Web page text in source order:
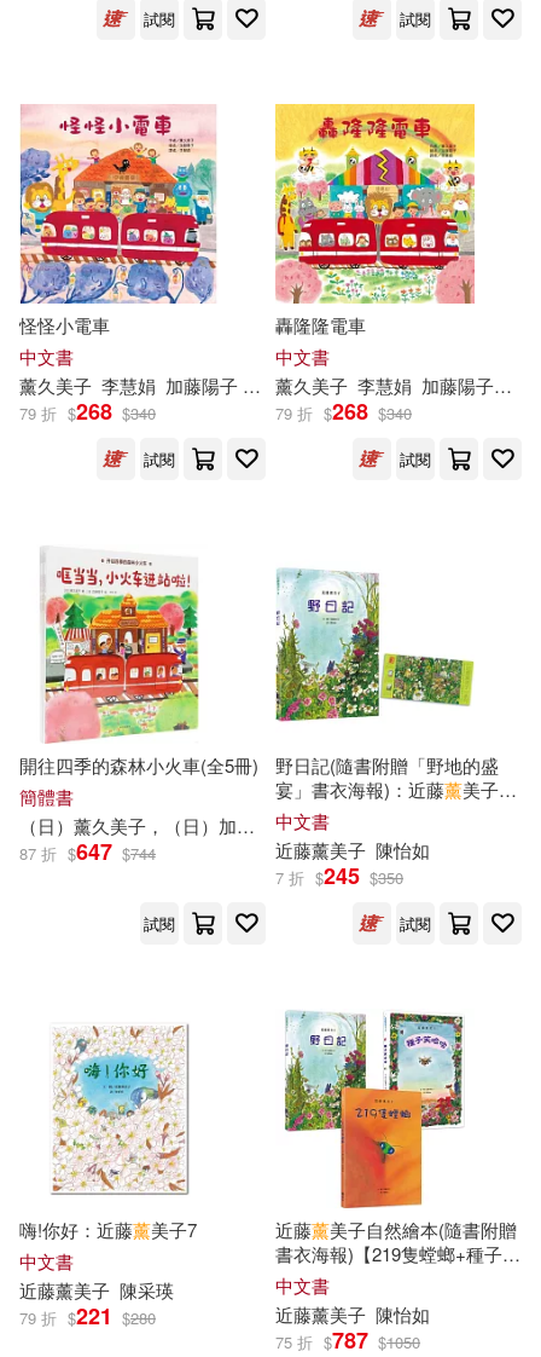
鞋包配件(9620) 票券(1176)
玲廊滿藝(337) 故宮精品(6)
電子書閱讀器(411)
電子書(307983) 禮物卡(25)
有聲書(847)
石地(1267) 極楽(1074)
ホットエンターテイメント(1011)
lovepop.net(958)
PRESTIGE PHOTOGENICS(918)
LEO(862)
SS-Paradiseガールズ(846)
S-cute(837)
ビッグモーカル(796)
digi-gra.net(787)
GLORY QUEST(753)
解禁グラビア写真集(694)
アリスJAPAN電子書籍写真集(634)
アリスJAPAN公式E-book(604)
デジタルピーチ(567)
青文(6783)
ZERO ONE STYLE.inc(6586)
Neo Media(6582)
社會科學文獻出版社(5976)
PRESTIGE(5367)
會(4578)
時報出版(4396)
清華大學出版社(4104)
人民郵電出版社(3508)
千華駐科技(3341)
遠流(3324) Milkyway(3323)
台灣角川直條式漫畫(2874)
崧燁文化(2432)
中版集團(2304)
電子工業出版社(2283)
可港澳店取(155004)
可新加坡店取(154094)
可菲律賓店取(155549)
上市日期 (可複選)
一個月內上市新品(5683)
電子書 (可複選)
適合手機平板閱讀(110128)
適合平板閱讀(197817)
現在可購買商品(373305)
作者/演唱/譯/編/繪(13)
價格
範圍
試閱
試閱
怪怪小電車
中文書
薰久美子 李慧娟 加藤陽子 （かとうようこ）
79 折 $268 $340
試閱
轟隆隆電車
中文書
薰久美子 李慧娟 加藤陽子（かとうようこ）
79 折 $268 $340
試閱
開往四季的森林小火車(全5冊)
簡體書
（日） 薰久美子 ，（日）加藤陽子 王玫
87 折 $647 $744
試閱
野日記(隨書附贈「野地的盛
宴」書衣海報)：近藤薰美子自
然繪本
中文書
近藤薰美子 陳怡如
7 折 $245 $350
試閱
嗨!你好：近藤薰美子7
中文書
近藤薰美子 陳采瑛
79 折 $221 $280
近藤薰美子自然繪本(隨書附贈
書衣海報)【219隻螳螂+種子笑
哈哈+野日記】
中文書
近藤薰美子 陳怡如
75 折 $787 $1050